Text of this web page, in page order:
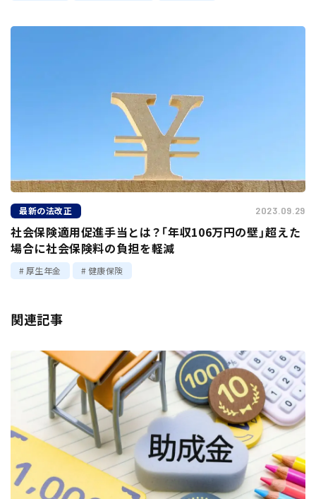
最新の法改正 2023.09.29
社会保険適用促進手当とは？「年収106万円の壁」超えた
場合に社会保険料の負担を軽減
厚生年金 健康保険
関連記事